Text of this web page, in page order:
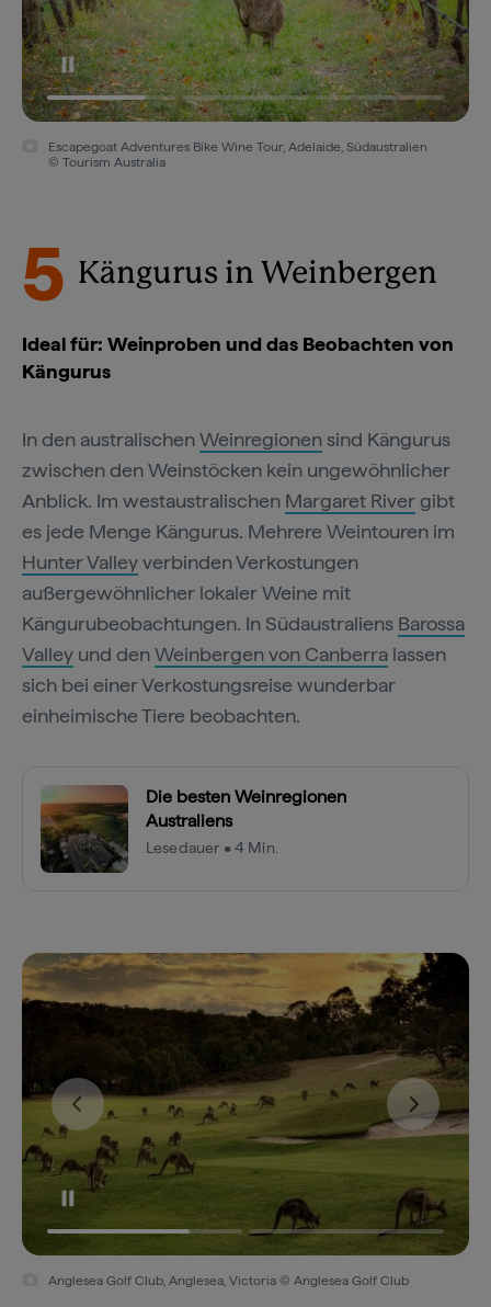
Escapegoat Adventures Bike Wine Tour, Adelaide, Südaustralien
© Tourism Australia
5 Kängurus in Weinbergen
Ideal für: Weinproben und das Beobachten von
Kängurus
In den australischenWeinregionensind Kängurus
zwischen den Weinstöcken kein ungewöhnlicher
Anblick. Im westaustralischen Margaret River gibt
es jede Menge Kängurus. Mehrere Weintouren im
Hunter Valleyverbinden Verkostungen
außergewöhnlicher lokaler Weine mit
Kängurubeobachtungen. In Südaustraliens Barossa
Valley und denWeinbergen von Canberra lassen
sich bei einer Verkostungsreise wunderbar
einheimische Tiere beobachten.
Die besten Weinregionen
Australiens
Lesedauer • 4 Min.
Anglesea Golf Club, Anglesea, Victoria © Anglesea Golf Club